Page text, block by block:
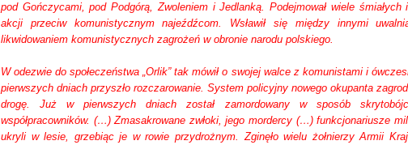
pod Gończycami, pod Podgórą, Zwoleniem i Jedlanką. Podejmował wiele śmiałych
akcji przeciw komunistycznym najeźdźcom. Wsławił się między innymi
likwidowaniem komunistycznych zagrożeń w obronie narodu polskiego.
W odezwie do społeczeństwa „Orlik” tak mówił o swojej walce z komunistami i
pierwszych dniach przyszło rozczarowanie. System policyjny nowego okupanta
drogę. Już w pierwszych dniach został zamordowany w sposób
współpracowników. (…) Zmasakrowane zwłoki, jego mordercy (…) funkcjonariusze
ukryli w lesie, grzebiąc je w rowie przydrożnym. Zginęło wielu żołnierzy Armii